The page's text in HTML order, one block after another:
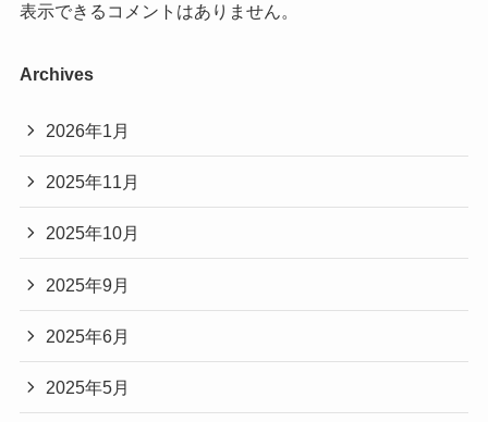
表示できるコメントはありません。
Archives
2026年1月
2025年11月
2025年10月
2025年9月
2025年6月
2025年5月